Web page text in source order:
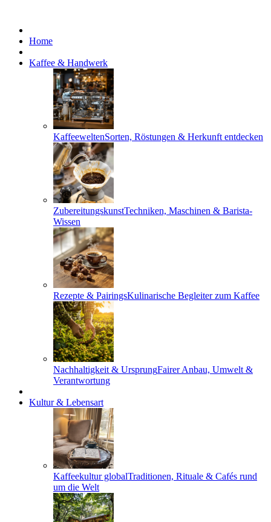
Home
Kaffee & Handwerk
KaffeeweltenSorten, Röstungen & Herkunft entdecken
ZubereitungskunstTechniken, Maschinen & Barista-
Wissen
Rezepte & PairingsKulinarische Begleiter zum Kaffee
Nachhaltigkeit & UrsprungFairer Anbau, Umwelt &
Verantwortung
Kultur & Lebensart
Kaffeekultur globalTraditionen, Rituale & Cafés rund
um die Welt